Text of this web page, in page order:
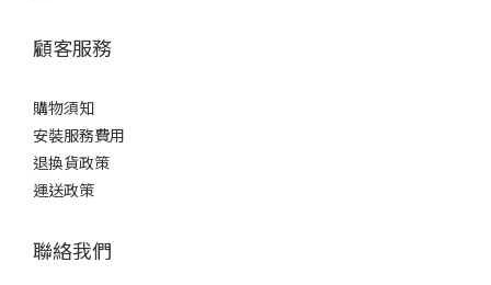
顧客服務
購物須知
安裝服務費用
退換貨政策
運送政策
聯絡我們